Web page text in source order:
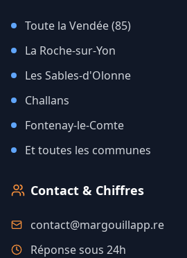
Toute la Vendée (85)
La Roche-sur-Yon
Les Sables-d'Olonne
Challans
Fontenay-le-Comte
Et toutes les communes
Contact & Chiffres
contact@margouillapp.re
Réponse sous 24h